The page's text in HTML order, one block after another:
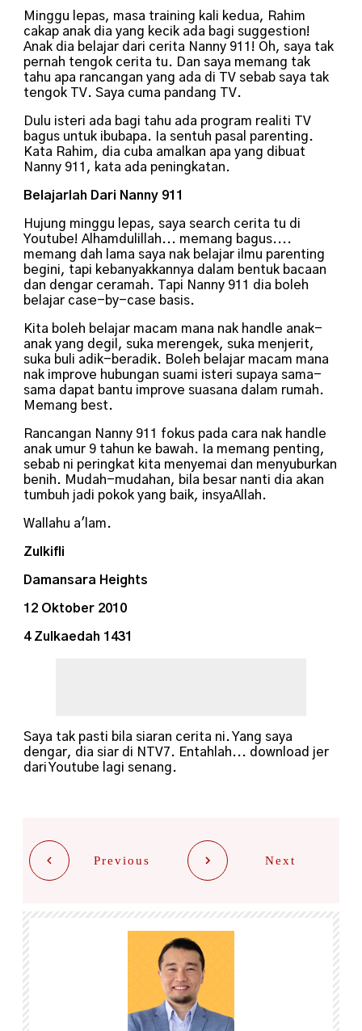
Minggu lepas, masa training kali kedua, Rahim
cakap anak dia yang kecik ada bagi suggestion!
Anak dia belajar dari cerita Nanny 911! Oh, saya tak
pernah tengok cerita tu. Dan saya memang tak
tahu apa rancangan yang ada di TV sebab saya tak
tengok TV. Saya cuma pandang TV.
Dulu isteri ada bagi tahu ada program realiti TV
bagus untuk ibubapa. Ia sentuh pasal parenting.
Kata Rahim, dia cuba amalkan apa yang dibuat
Nanny 911, kata ada peningkatan.
Belajarlah Dari Nanny 911
Hujung minggu lepas, saya search cerita tu di
Youtube! Alhamdulillah... memang bagus....
memang dah lama saya nak belajar ilmu parenting
begini, tapi kebanyakkannya dalam bentuk bacaan
dan dengar ceramah. Tapi Nanny 911 dia boleh
belajar case-by-case basis.
Kita boleh belajar macam mana nak handle anak-
anak yang degil, suka merengek, suka menjerit,
suka buli adik-beradik. Boleh belajar macam mana
nak improve hubungan suami isteri supaya sama-
sama dapat bantu improve suasana dalam rumah.
Memang best.
Rancangan Nanny 911 fokus pada cara nak handle
anak umur 9 tahun ke bawah. Ia memang penting,
sebab ni peringkat kita menyemai dan menyuburkan
benih. Mudah-mudahan, bila besar nanti dia akan
tumbuh jadi pokok yang baik, insyaAllah.
Wallahu a'lam.
Zulkifli
Damansara Heights
12 Oktober 2010
4 Zulkaedah 1431
Saya tak pasti bila siaran cerita ni. Yang saya
dengar, dia siar di NTV7. Entahlah... download jer
dari Youtube lagi senang.
Previous Next